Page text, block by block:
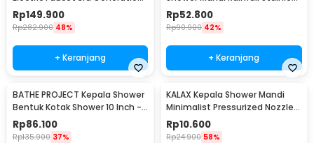
3000W - RX-008
Rp149.900
Rp282.900 48%
+ Keranjang
Steel Round 9.5 Inch - Cosmo
200
Rp52.800
Rp90.900 42%
+ Keranjang
BATHE PROJECT Kepala Shower
Bentuk Kotak Shower 10 Inch -
F10BXGDP
Rp86.100
Rp135.900 37%
KALAX Kepala Shower Mandi
Minimalist Pressurized Nozzle -
K001
Rp10.600
Rp24.900 58%